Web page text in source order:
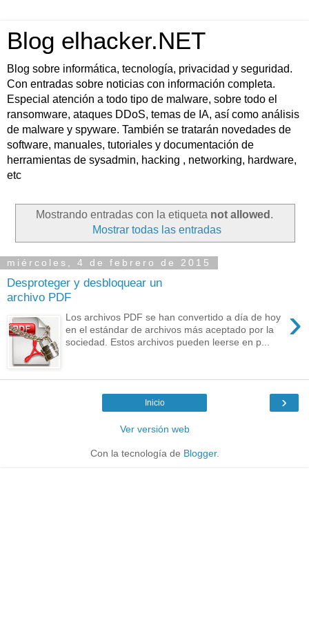
Blog elhacker.NET
Blog sobre informática, tecnología, privacidad y seguridad.
Con entradas sobre noticias con información completa.
Especial atención a todo tipo de malware, sobre todo el
ransomware, ataques DDoS, temas de IA, así como análisis
de malware y spyware. También se tratarán novedades de
software, manuales, tutoriales y documentación de
herramientas de sysadmin, hacking , networking, hardware,
etc
Mostrando entradas con la etiqueta not allowed .
Mostrar todas las entradas
miércoles, 4 de febrero de 2015
Desproteger y desbloquear un
archivo PDF
›
Los archivos PDF se han convertido a día de hoy
en el estándar de archivos más aceptado por la
sociedad. Estos archivos pueden leerse en p...
›
Inicio
Ver versión web
Con la tecnología de Blogger.